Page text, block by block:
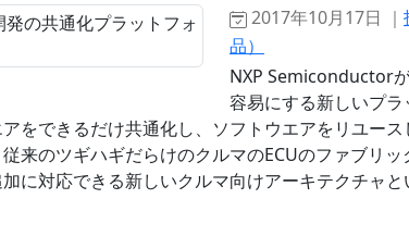
2017年10月17日 ｜
品）
NXP Semiconductor
容易にする新しいプ
をできるだけ共通化し、ソフトウエアをリユー
来のツギハギだらけのクルマのECUのファブリ
に対応できる新しいクルマ向けアーキテクチャ